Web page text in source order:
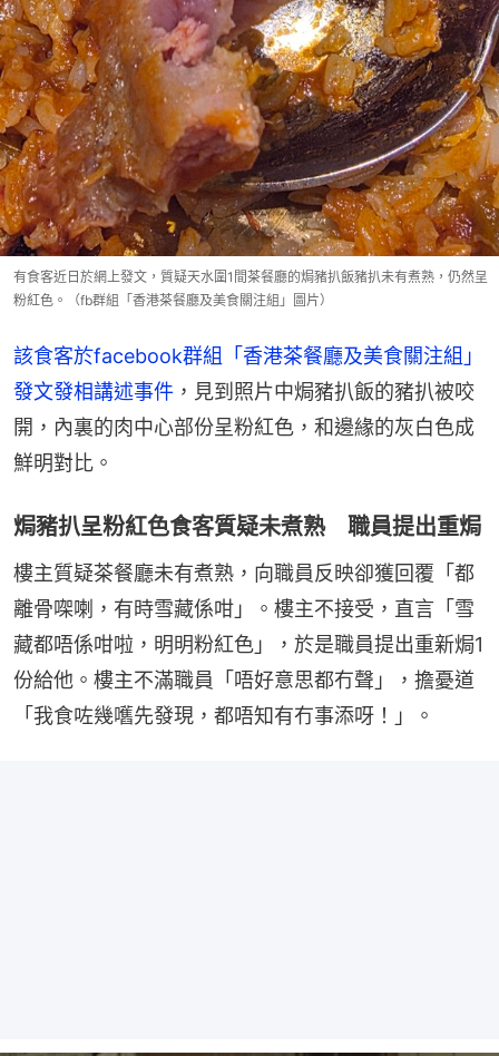
有食客近日於網上發文，質疑天水圍1間茶餐廳的焗豬扒飯豬扒未有煮熟，仍然呈
粉紅色。（fb群組「香港茶餐廳及美食關注組」圖片）
該食客於facebook群組「香港茶餐廳及美食關注組」
發文發相講述事件 ，見到照片中焗豬扒飯的豬扒被咬
開，內裏的肉中心部份呈粉紅色，和邊緣的灰白色成
鮮明對比。
焗豬扒呈粉紅色食客質疑未煮熟 職員提出重焗
樓主質疑茶餐廳未有煮熟，向職員反映卻獲回覆「都
離骨㗎喇，有時雪藏係咁」。樓主不接受，直言「雪
藏都唔係咁啦，明明粉紅色」，於是職員提出重新焗1
份給他。樓主不滿職員「唔好意思都冇聲」，擔憂道
「我食咗幾嚿先發現，都唔知有冇事添呀！」。